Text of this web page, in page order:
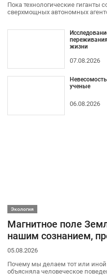
Пока технологические гиганты
сверхмощных автономных
жизни
07.08.2026
ученые
06.08.2026
Экология
Магнитное поле
нашим сознанием,
05.08.2026
Почему мы делаем тот или
объясняла человеческое